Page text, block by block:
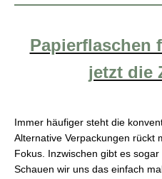
Papierflaschen
jetzt die
Immer häufiger steht die
Alternative Verpackungen rückt
Fokus. Inzwischen gibt es sogar
Schauen wir uns das einfach